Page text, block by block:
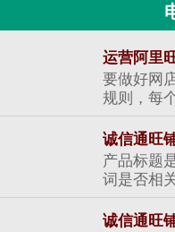
运营阿里
要做好网
规则，每
诚信通旺
产品标题
词是否相
诚信通旺